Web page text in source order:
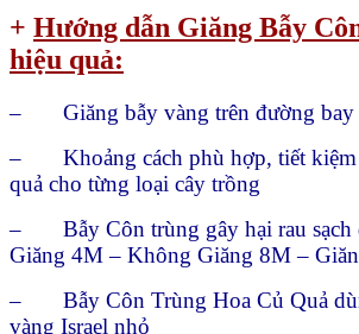
+ Hướng dẫn Giăng Bẫy
hiệu quả:
– Giăng bẫy vàng trên đường bay
– Khoảng cách phù hợp, tiết kiệm
quả cho từng loại cây trồng
– Bẫy Côn trùng gây hại rau sạch
Giăng 4M – Không Giăng 8M –
– Bẫy Côn Trùng Hoa Củ Quả
vàng Israel nhỏ